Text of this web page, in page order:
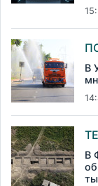
В
В